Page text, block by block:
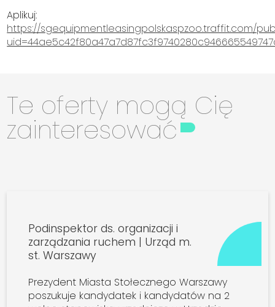
Aplikuj:
https://sgequipmentleasingpolskaspzoo.traffit.com/
Te oferty mogą Cię
zainteresować
Podinspektor ds. organizacji i
zarządzania ruchem | Urząd m.
st. Warszawy
Prezydent Miasta Stołecznego Warszawy
poszukuje kandydatek i kandydatów na 2